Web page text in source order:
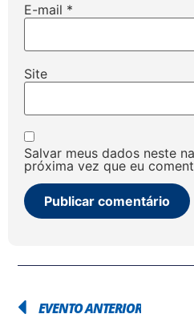
E-mail *
Site
Salvar meus dados neste
próxima vez que eu
EVENTO ANTERIOR